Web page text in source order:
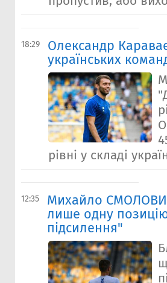
18:29
Олександр
українських
рівні у складі
12:35
Михайло
лише одну
підсилення"